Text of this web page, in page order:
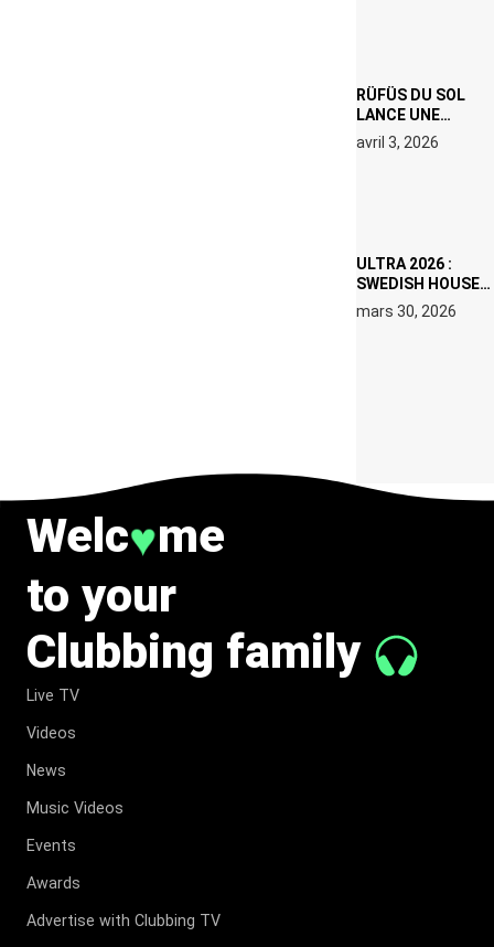
RÜFÜS DU SOL
LANCE UNE
RÉSIDENCE DJ
SET DE QUATRE
avril 3, 2026
ULTRA 2026 :
SWEDISH HOUSE
MAFIA RETROUVE
ERIC PRYDZ DANS
mars 30, 2026
Welc♥me
to your
Clubbing family
Live TV
Videos
News
Music Videos
Events
Awards
Advertise with Clubbing TV